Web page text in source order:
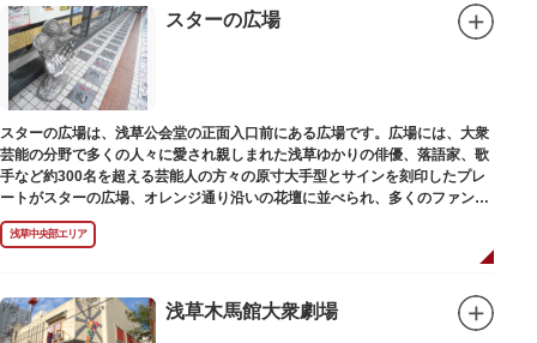
スターの広場
スターの広場は、浅草公会堂の正面入口前にある広場です。広場には、大衆
芸能の分野で多くの人々に愛され親しまれた浅草ゆかりの俳優、落語家、歌
手など約300名を超える芸能人の方々の原寸大手型とサインを刻印したプレ
ートがスターの広場、オレンジ通り沿いの花壇に並べられ、多くのファンに
親しまれています。
浅草中央部エリア
浅草木馬館大衆劇場